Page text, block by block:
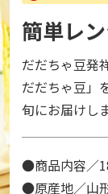
簡単レ
だだちゃ豆発
だだちゃ豆」
旬にお届けし
●商品内容／
●原産地／山